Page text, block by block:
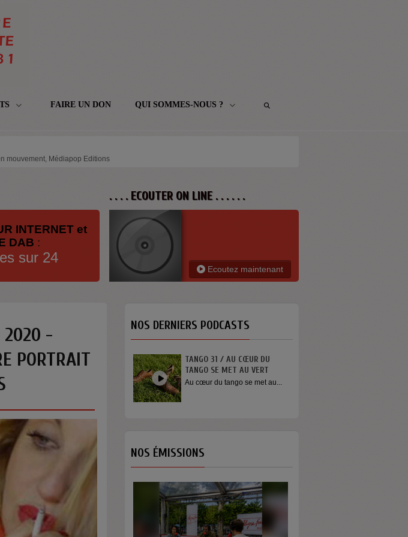
FAIRE UN DON QUI SOMMES-NOUS ?
mouvement, Médiapop Editions
INTERNET et
DAB :
sur 24
. . . . ECOUTER ON LINE . . . . . .
Ecoutez maintenant
2020 -
PORTRAIT
NOS DERNIERS PODCASTS
TANGO 31 / AU CŒUR DU
TANGO SE MET AU VERT
Au cœur du tango se met au...
NOS ÉMISSIONS